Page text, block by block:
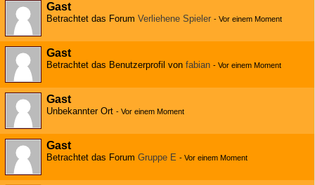
Gast
Betrachtet das Forum Verliehene Spieler - Vor einem Moment
Gast
Betrachtet das Benutzerprofil von fabian - Vor einem Moment
Gast
Unbekannter Ort - Vor einem Moment
Gast
Betrachtet das Forum Gruppe E - Vor einem Moment